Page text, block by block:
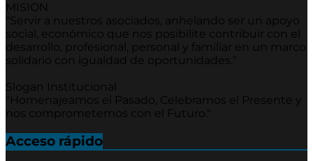
MISION
“Servir a nuestros asociados, anhelando ser un apoyo
social, económico que nos posibilite contribuir con el
desarrollo, profesional, personal y familiar en un marco
solidario con igualdad de oportunidades.”
Slogan Institucional
"Homenajeamos el Pasado, Celebramos el Presente y
nos comprometemos con el Futuro."
Acceso rápido